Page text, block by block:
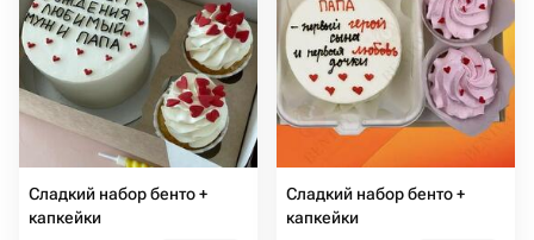
Сладкий набор бенто +
капкейки
Сладкий набор бенто +
капкейки